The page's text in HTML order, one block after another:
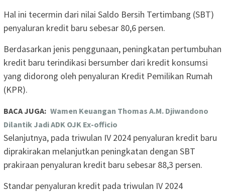
Hal ini tecermin dari nilai Saldo Bersih Tertimbang (SBT)
penyaluran kredit baru sebesar 80,6 persen.
Berdasarkan jenis penggunaan, peningkatan pertumbuhan
kredit baru terindikasi bersumber dari kredit konsumsi
yang didorong oleh penyaluran Kredit Pemilikan Rumah
(KPR).
BACA JUGA: Wamen Keuangan Thomas A.M. Djiwandono
Dilantik Jadi ADK OJK Ex-officio
Selanjutnya, pada triwulan IV 2024 penyaluran kredit baru
diprakirakan melanjutkan peningkatan dengan SBT
prakiraan penyaluran kredit baru sebesar 88,3 persen.
Standar penyaluran kredit pada triwulan IV 2024